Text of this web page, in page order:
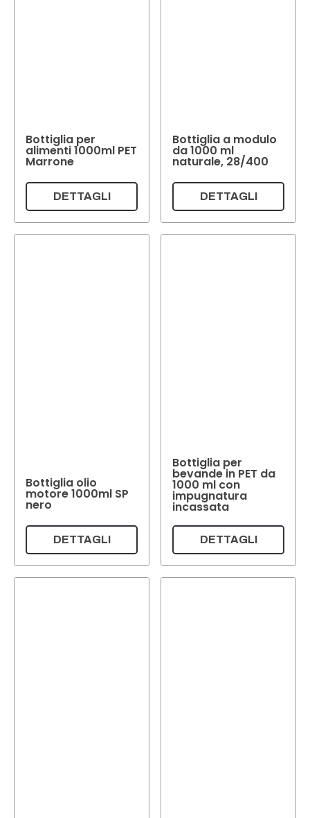
Bottiglia per
alimenti 1000ml PET
Marrone
DETTAGLI
Bottiglia a modulo
da 1000 ml
naturale, 28/400
DETTAGLI
Bottiglia olio
motore 1000ml SP
nero
DETTAGLI
Bottiglia per
bevande in PET da
1000 ml con
impugnatura
incassata
DETTAGLI